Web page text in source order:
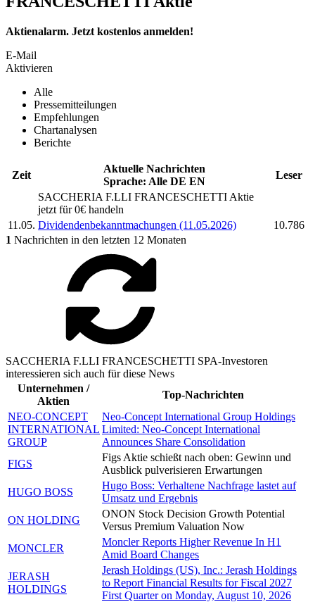
Aktienalarm. Jetzt kostenlos anmelden!
E-Mail
Aktivieren
Alle
Pressemitteilungen
Empfehlungen
Chartanalysen
Berichte
Zeit
Aktuelle Nachrichten
Sprache: Alle DE EN
Leser
SACCHERIA F.LLI FRANCESCHETTI Aktie
jetzt für 0€ handeln
11.05. Dividendenbekanntmachungen (11.05.2026)
10.786
1 Nachrichten in den letzten 12 Monaten
SACCHERIA F.LLI FRANCESCHETTI SPA-Investoren
interessieren sich auch für diese News
Unternehmen /
Aktien
Top-Nachrichten
NEO-CONCEPT
INTERNATIONAL
GROUP
Neo-Concept International Group Holdings
Limited: Neo-Concept International
Announces Share Consolidation
FIGS
Figs Aktie schießt nach oben: Gewinn und
Ausblick pulverisieren Erwartungen
HUGO BOSS
Hugo Boss: Verhaltene Nachfrage lastet auf
Umsatz und Ergebnis
ON HOLDING
ONON Stock Decision Growth Potential
Versus Premium Valuation Now
MONCLER
Moncler Reports Higher Revenue In H1
Amid Board Changes
JERASH
HOLDINGS
Jerash Holdings (US), Inc.: Jerash Holdings
to Report Financial Results for Fiscal 2027
First Quarter on Monday, August 10, 2026